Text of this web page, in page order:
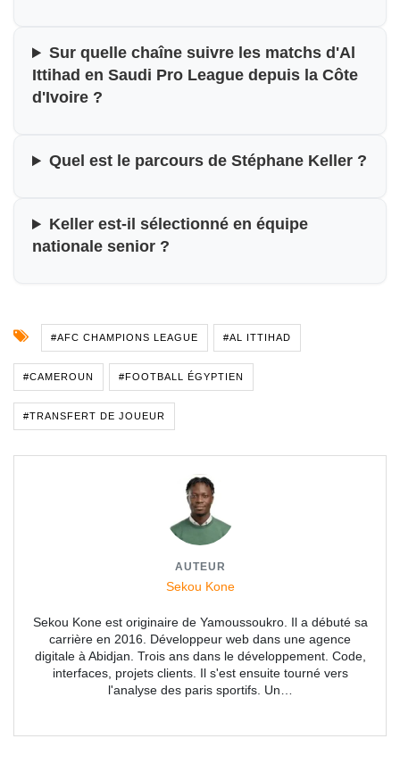
Sur quelle chaîne suivre les matchs d'Al
Ittihad en Saudi Pro League depuis la Côte
d'Ivoire ?
Quel est le parcours de Stéphane Keller ?
Keller est-il sélectionné en équipe
nationale senior ?
#AFC CHAMPIONS LEAGUE #AL ITTIHAD
#CAMEROUN #FOOTBALL ÉGYPTIEN
#TRANSFERT DE JOUEUR
AUTEUR
Sekou Kone
Sekou Kone est originaire de Yamoussoukro. Il a débuté sa
carrière en 2016. Développeur web dans une agence
digitale à Abidjan. Trois ans dans le développement. Code,
interfaces, projets clients. Il s'est ensuite tourné vers
l'analyse des paris sportifs. Un…